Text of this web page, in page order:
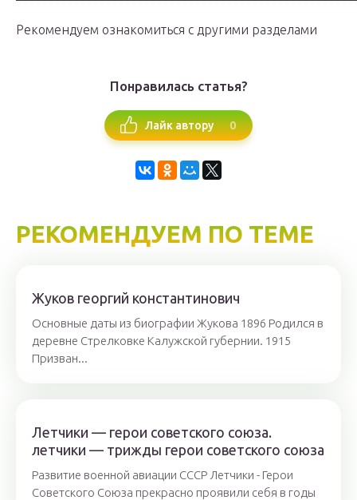
Рекомендуем ознакомиться с другими разделами
Понравилась статья?
Лайк автору 0
РЕКОМЕНДУЕМ ПО ТЕМЕ
Жуков георгий константинович
Основные даты из биографии Жукова 1896 Родился в
деревне Стрелковке Калужской губернии. 1915
Призван...
Летчики — герои советского союза.
летчики — трижды герои советского союза
Развитие военной авиации СССР Летчики - Герои
Советского Союза прекрасно проявили себя в годы